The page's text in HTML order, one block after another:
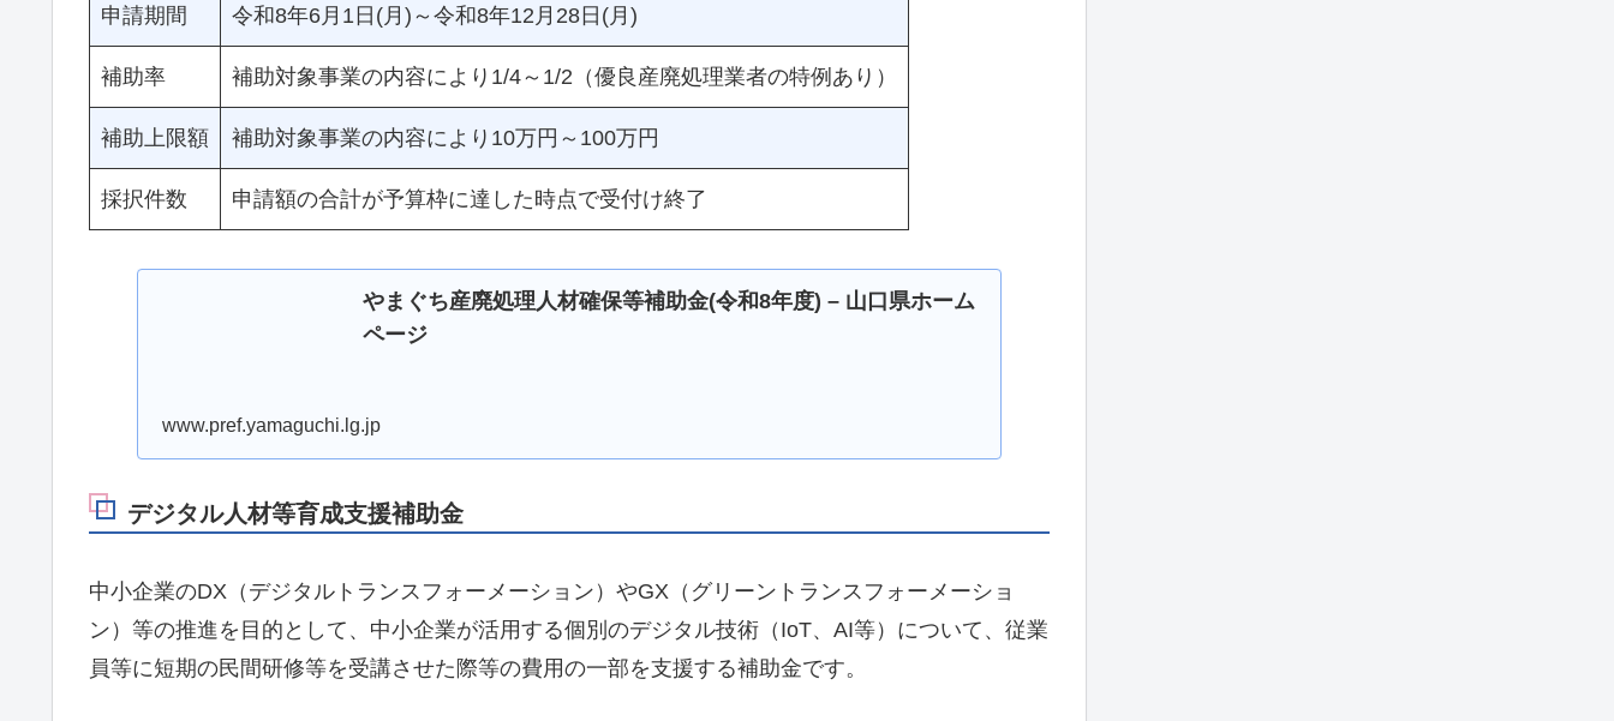
申請期間 令和8年6月1日(月)～令和8年12月28日(月)
補助率 補助対象事業の内容により1/4～1/2（優良産廃処理業者の特例あり）
補助上限額 補助対象事業の内容により10万円～100万円
採択件数 申請額の合計が予算枠に達した時点で受付け終了
やまぐち産廃処理人材確保等補助金(令和8年度) – 山口県ホーム
ページ
www.pref.yamaguchi.lg.jp
デジタル人材等育成支援補助金
中小企業のDX（デジタルトランスフォーメーション）やGX（グリーントランスフォーメーショ
ン）等の推進を目的として、中小企業が活用する個別のデジタル技術（IoT、AI等）について、従業
員等に短期の民間研修等を受講させた際等の費用の一部を支援する補助金です。